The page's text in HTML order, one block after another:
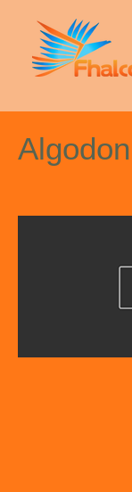
Algodon